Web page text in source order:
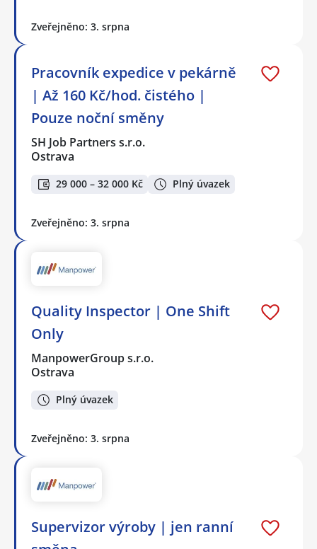
Zveřejněno: 3. srpna
Pracovník expedice v pekárně
| Až 160 Kč/hod. čistého |
Pouze noční směny
SH Job Partners s.r.o.
Ostrava
29 000 – 32 000 Kč Plný úvazek
Zveřejněno: 3. srpna
Quality Inspector | One Shift
Only
ManpowerGroup s.r.o.
Ostrava
Plný úvazek
Zveřejněno: 3. srpna
Supervizor výroby | jen ranní